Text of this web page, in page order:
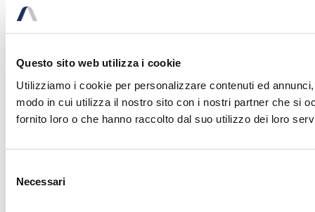
Questo sito web utilizza i cookie
Utilizziamo i cookie per personalizzare contenuti ed
modo in cui utilizza il nostro sito con i nostri partner che si
fornito loro o che hanno raccolto dal suo utilizzo dei loro
delNecessari